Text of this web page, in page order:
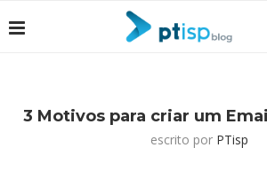
3 Motivos para criar um
escrito por PTisp